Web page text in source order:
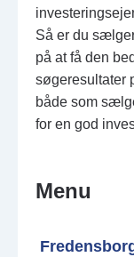
Så er du
på at få den
søgeresultater
både som
for en god
Menu